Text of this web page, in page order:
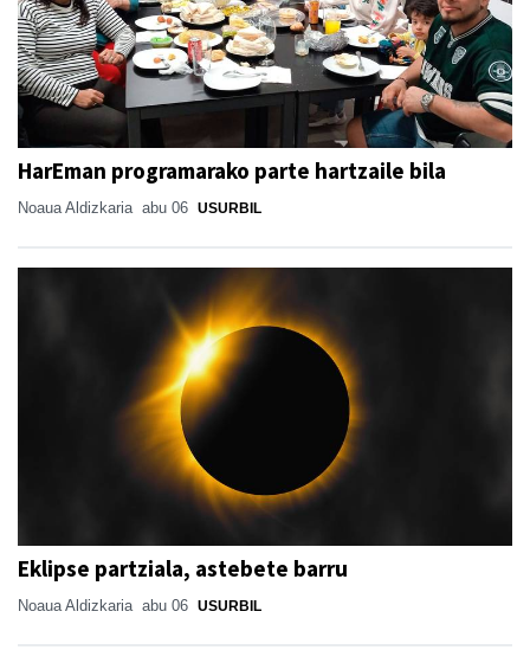
HarEman programarako parte hartzaile bila
Noaua Aldizkaria abu 06 USURBIL
Eklipse partziala, astebete barru
Noaua Aldizkaria abu 06 USURBIL